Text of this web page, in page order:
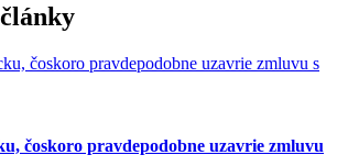
čoskoro pravdepodobne uzavrie zmluvu